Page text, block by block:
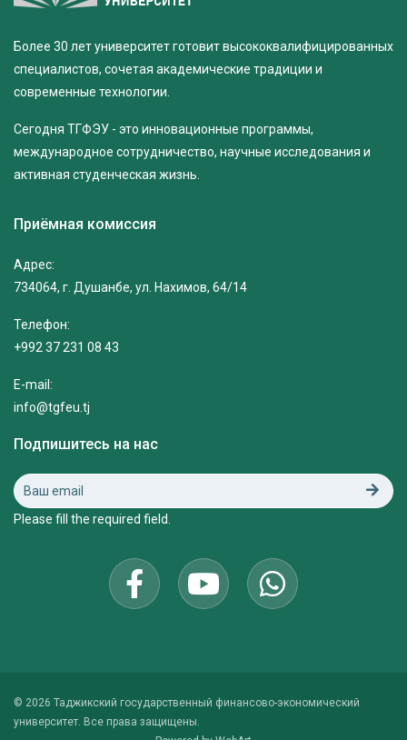
Более 30 лет университет готовит высококвалифицированных
специалистов, сочетая академические традиции и
современные технологии.
Сегодня ТГФЭУ - это инновационные программы,
международное сотрудничество, научные исследования и
активная студенческая жизнь.
Приёмная комиссия
Адрес:
734064, г. Душанбе, ул. Нахимов, 64/14
Телефон:
+992 37 231 08 43
E-mail:
info@tgfeu.tj
Подпишитесь на нас
Please fill the required field.
© 2026 Таджикский государственный финансово-экономический
университет. Все права защищены.